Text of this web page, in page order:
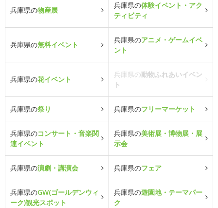
兵庫県の物産展
兵庫県の体験イベント・アク
ティビティ
兵庫県の無料イベント
兵庫県のアニメ・ゲームイベ
ント
兵庫県の花イベント
兵庫県の動物ふれあいイベン
ト
兵庫県の祭り 兵庫県のフリーマーケット
兵庫県のコンサート・音楽関
連イベント
兵庫県の美術展・博物展・展
示会
兵庫県の演劇・講演会 兵庫県のフェア
兵庫県のGW(ゴールデンウィ
ーク)観光スポット
兵庫県の遊園地・テーマパー
ク